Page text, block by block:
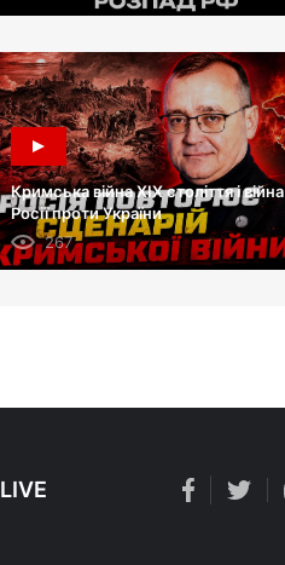
Кримська війна XIX століття і війна
Росії проти України
267
LIVE